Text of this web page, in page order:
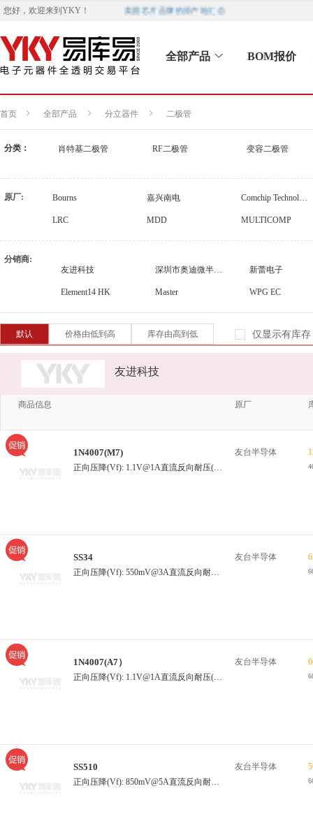
您好，欢迎来到 YKY ！ 美国芯片品牌的原产地汇总
全部产品 BOM报价
首页 全部产品 分立器件 二极管
分类： 肖特基二极管 RF二极管 变容二极管
原厂: Bourns 嘉兴南电 Comchip Technology
LRC MDD MULTICOMP
onsemi PANJIT Power Integrations
STMicroelectronics
Wolfspeed
分销商:
友进科技
深圳市奥迪微半导体有限公司 新蕾电子
Element14 HK Master WPG EC
超智 钧茂电子 深圳合科泰
Louis Yen 伟莱达 RS
默认 价格由低到高 库存由高到低 仅显示有库存
友进科技
商品信息 原厂
1N4007(M7)
正向压降(Vf): 1.1V@1A直流反向耐压(Vr): 1kV整流电流: 800mA反向电流(Ir): 5uA@1kV
友台半导体
SS34
正向压降(Vf): 550mV@3A直流反向耐压(Vr): 40V整流电流: 3A反向电流(Ir):200uA@40V
友台半导体
1N4007(A7）
正向压降(Vf): 1.1V@1A直流反向耐压(Vr): 1kV整流电流: 1A反向电流(Ir): 5uA@1kV
友台半导体
SS510
正向压降(Vf): 850mV@5A直流反向耐压(Vr): 100V整流电流: 5A反向电流(Ir): 1mA@100V
友台半导体